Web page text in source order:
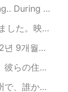
21:56
ます。
불금 (Fire ...
Arnis / Eskrima /Kali が本当にかっこよ...
Korean 🥳🥳🥳 Ctto~
せいで、できません。ママはめっちゃ明るく...
だ知りません。😂😅ここに住んでいても。 だ...